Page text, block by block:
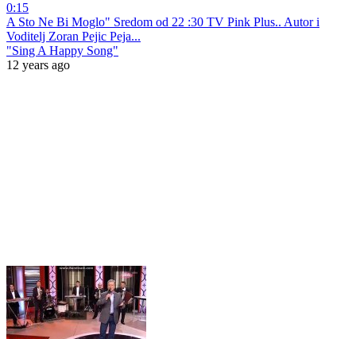
0:15
A Sto Ne Bi Moglo" Sredom od 22 :30 TV Pink Plus.. Autor i
Voditelj Zoran Pejic Peja...
"Sing A Happy Song"
12 years ago